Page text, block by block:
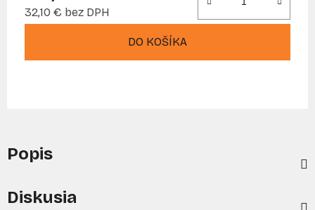
32,10 € bez DPH
DO KOŠÍKA
Popis
Diskusia